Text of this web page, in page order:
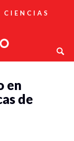
CIENCIAS
en
de